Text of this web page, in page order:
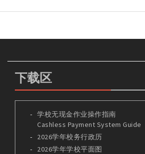
下载区
学校无现金作业操作指南
Cashless Payment System Guide
2026学年校务行政历
2026学年学校平面图